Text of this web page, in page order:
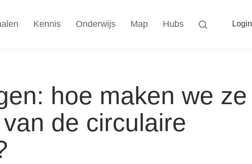
hoe maken we ze
de circulaire
Kennis Onderwijs Map Hubs Login